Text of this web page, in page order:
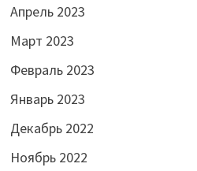
Апрель 2023
Март 2023
Февраль 2023
Январь 2023
Декабрь 2022
Ноябрь 2022